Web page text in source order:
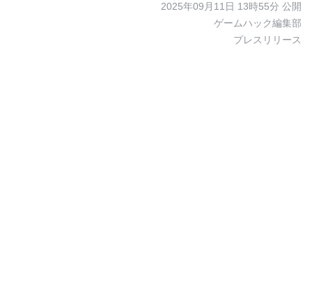
2025年09月11日 13時55分 公開
ゲームハック編集部
プレスリリース